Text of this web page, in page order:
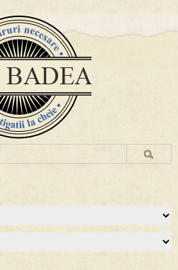
lucrare despre controversatele